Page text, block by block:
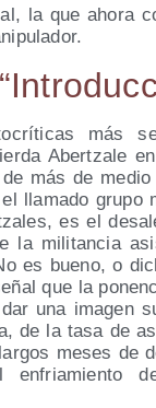
la que aho­ra
más
Aber­tza­le
más de
lla­ma­do gru­po
es el
la mili­tan­cia
es bueno, o
que la
una ima­gen
de la tasa de
meses de
enfria­mien­to